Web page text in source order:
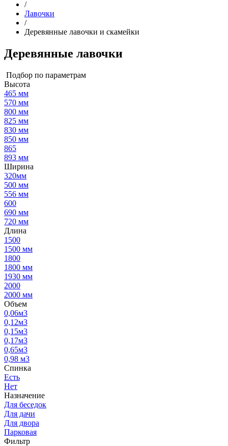
/
Лавочки
/
Деревянные лавочки и скамейки
Деревянные лавочки
Подбор по параметрам
Высота
465 мм
570 мм
800 мм
825 мм
830 мм
850 мм
865
893 мм
Ширина
320мм
500 мм
556 мм
600
690 мм
720 мм
Длина
1500
1500 мм
1800
1800 мм
1930 мм
2000
2000 мм
Объем
0,06м3
0,12м3
0,15м3
0,17м3
0,65м3
0,98 м3
Спинка
Есть
Нет
Назначение
Для беседок
Для дачи
Для двора
Парковая
Фильтр